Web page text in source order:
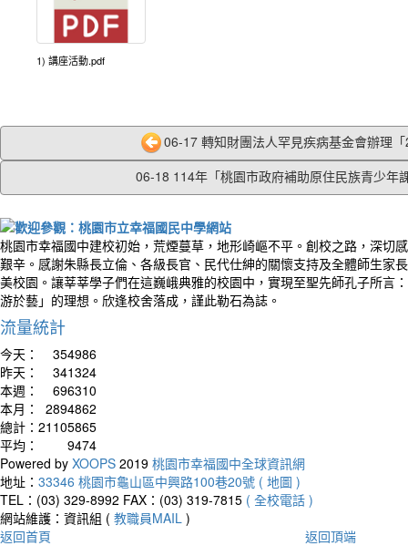
1) 講座活動.pdf
06-17 轉知財團法人罕見疾病基金會辦理
06-18 114年「桃園市政府補助原住民族青少年
桃園市幸福國中建校初始，荒煙蔓草，地形崎嶇不平。創校之路，深切
艱辛。感謝朱縣長立倫、各級長官、民代仕紳的關懷支持及全體師生家
美校園。讓莘莘學子們在這巍峨典雅的校園中，實現至聖先師孔子所言
游於藝」的理想。欣逢校舍落成，謹此勒石為誌。
流量統計
今天：
354986
昨天：
341324
本週：
696310
本月：
2894862
總計： 21105865
平均：
9474
Powered by XOOPS 2019 桃園市幸福國中全球資訊網
地址： 33346 桃園市龜山區中興路100巷20號 ( 地圖 )
TEL：(03) 329-8992 FAX：(03) 319-7815 ( 全校電話 )
網站維護：資訊組 ( 教職員MAIL )
返回首頁
返回頂端